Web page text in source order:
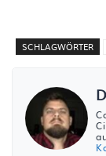
SCHLAGWÖRTER